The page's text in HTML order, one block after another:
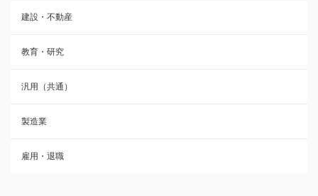
建設・不動産
教育・研究
汎用（共通）
製造業
雇用・退職